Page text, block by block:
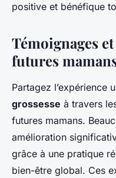
positive et bénéfique
Témoignages
futures
Partagez l’expérience
grossesse à travers
futures mamans.
amélioration
grâce à une pratique
bien-être global. Ces